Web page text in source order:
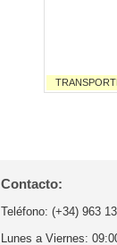
Contacto:
Teléfono: (+34) 963
Lunes a Viernes: